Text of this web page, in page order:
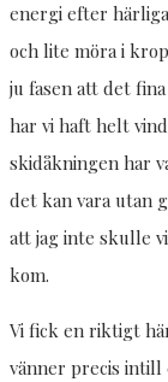
energi efter
och lite möra i
ju fasen att det
har vi haft helt
skidåkningen har
det kan vara utan
att jag inte skulle
kom.
Vi fick en riktigt
vänner precis intill